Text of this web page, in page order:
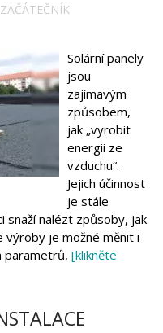
ZAČÁTEČNÍK
Solární panely
jsou
zajímavým
způsobem,
jak „vyrobit
energii ze
vzduchu“.
Jejich účinnost
je stále
snaží nalézt způsoby, jak
výroby je možné měnit i
parametrů, [klikněte